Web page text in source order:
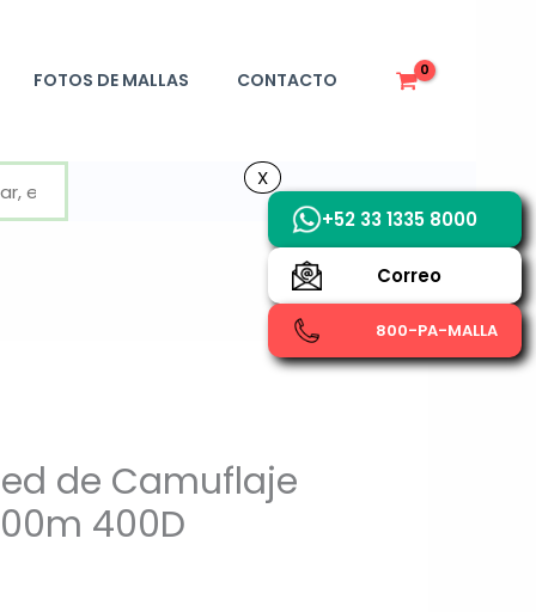
FOTOS DE MALLAS CONTACTO
de Camuflaje
400D
X
+52 33 1335 8000
Correo
800-PA-MALLA
X